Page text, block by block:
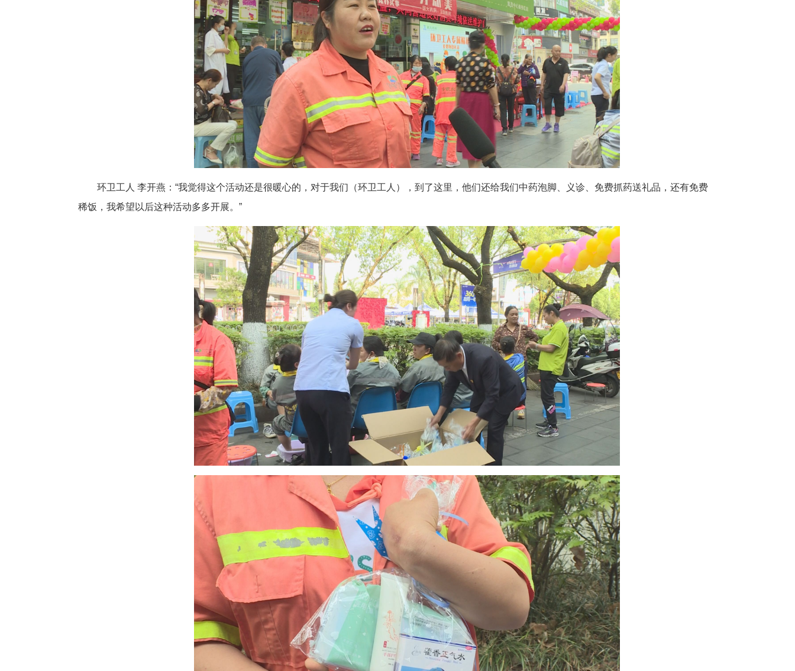
环卫工人 李开燕：“我觉得这个活动还是很暖心的，对于我们（环卫工人），到了这里，他们还给我们中药泡脚、义诊、免费抓药送礼品，还有免费
稀饭，我希望以后这种活动多多开展。”